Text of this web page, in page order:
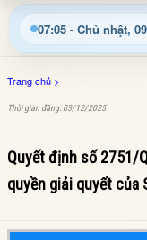
07:05 - Chủ nhật,
đến với Trang
Trang chủ >
Thời gian đăng: 03/12/2025
Quyết định số 2751/
quyền giải quyết của